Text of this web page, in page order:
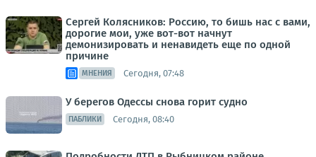
Сергей Колясников: Россию, то бишь нас с вами,
дорогие мои, уже вот-вот начнут
демонизировать и ненавидеть еще по одной
причине
МНЕНИЯ Сегодня, 07:48
У берегов Одессы снова горит судно
ПАБЛИКИ Сегодня, 08:40